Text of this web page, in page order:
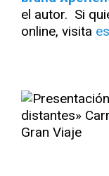
el autor. Si
online, visita